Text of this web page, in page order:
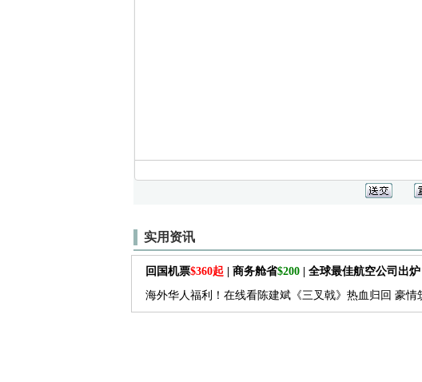
实用资讯
回国机票$360起 | 商务舱省$200| 全球最佳航空公司出
海外华人福利！在线看陈建斌《三叉戟》热血归回 豪情